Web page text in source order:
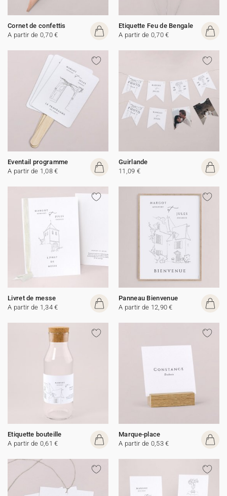
Cornet de confettis
A partir de 0,70 €
Etiquette Feu de Bengale
A partir de 0,70 €
Eventail programme
A partir de 1,08 €
Guirlande
11,09 €
Livret de messe
A partir de 1,34 €
Panneau Bienvenue
A partir de 12,90 €
Etiquette bouteille
A partir de 0,61 €
Marque-place
A partir de 0,53 €